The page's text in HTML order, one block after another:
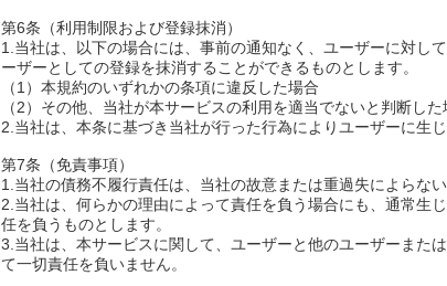
第6条（利用制限および登録抹消）
1.当社は、以下の場合には、事前の通知なく、ユーザーに対し
ーザーとしての登録を抹消することができるものとします。
（1）本規約のいずれかの条項に違反した場合
（2）その他、当社が本サービスの利用を適当でないと判断した
2.当社は、本条に基づき当社が行った行為によりユーザーに生
第7条（免責事項）
1.当社の債務不履行責任は、当社の故意または重過失によらな
2.当社は、何らかの理由によって責任を負う場合にも、通常生
任を負うものとします。
3.当社は、本サービスに関して、ユーザーと他のユーザーまた
て一切責任を負いません。